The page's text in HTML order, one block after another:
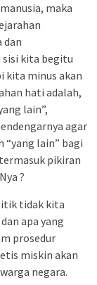
maka
dan
sisi kita begitu
kita minus akan
hati adalah,
lain”,
agar
“yang lain” bagi
pikiran
?
tidak kita
apa yang
prosedur
miskin akan
negara.